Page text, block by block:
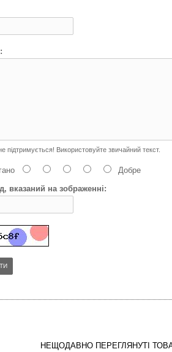
підтримується! Використовуйте звичайний текст.
Добре
вказаний на зображенні:
НЕЩОДАВНО ПЕРЕГЛЯНУТІ